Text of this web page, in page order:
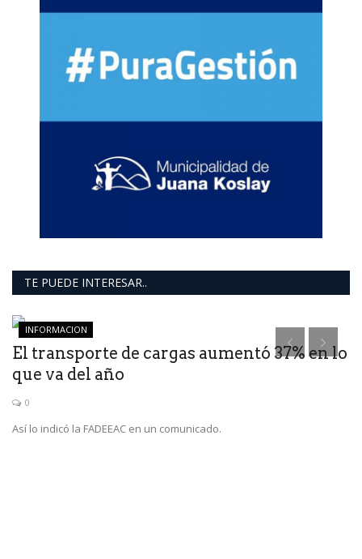
TE PUEDE INTERESAR..
INFORMACION
El transporte de cargas aumentó 37% en lo
que va del año
0
Así lo indicó la FADEEAC en un comunicado.